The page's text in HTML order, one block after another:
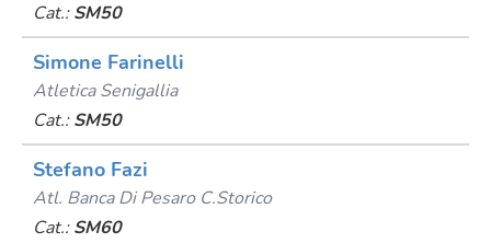
Cat.: SM50
Simone Farinelli
Atletica Senigallia
Cat.: SM50
Stefano Fazi
Atl. Banca Di Pesaro C.storico
Cat.: SM60